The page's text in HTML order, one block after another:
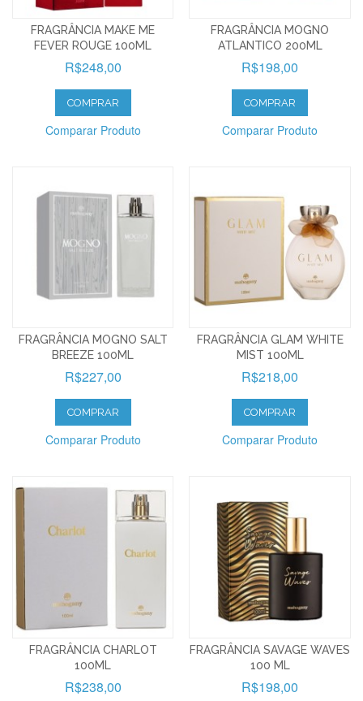
FRAGRÂNCIA MAKE ME
FEVER ROUGE 100ML
R$248,00
COMPRAR
Comparar Produto
FRAGRÂNCIA MOGNO
ATLANTICO 200ML
R$198,00
COMPRAR
Comparar Produto
FRAGRÂNCIA MOGNO SALT
BREEZE 100ML
R$227,00
COMPRAR
Comparar Produto
FRAGRÂNCIA GLAM WHITE
MIST 100ML
R$218,00
COMPRAR
Comparar Produto
FRAGRÂNCIA CHARLOT
100ML
R$238,00
FRAGRÂNCIA SAVAGE WAVES
100 ML
R$198,00